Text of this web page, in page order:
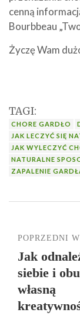
cenną
Bourbbeau
Życzę Wam
TAGI:
CHORE GARDŁO
JAK LECZYĆ SIĘ
JAK WYLECZYĆ
NATURALNE
ZAPALENIE
POPRZEDNI
Jak
siebie i
własną